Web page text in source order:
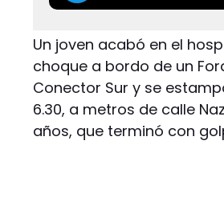
Un joven acabó en el
choque a bordo de un
Conector Sur y se
6.30, a metros de calle
años, que terminó con